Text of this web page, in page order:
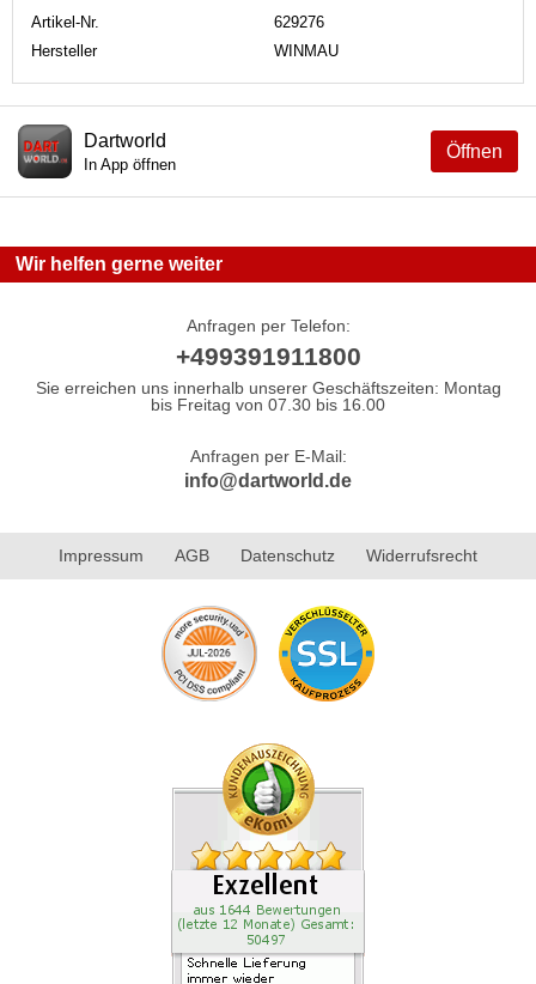
Artikel-Nr.
629276
Hersteller
WINMAU
Öffnen
Dartworld
In App öffnen
Wir helfen gerne weiter
Anfragen per Telefon:
+499391911800
Sie erreichen uns innerhalb unserer Geschäftszeiten: Montag
bis Freitag von 07.30 bis 16.00
Anfragen per E-Mail:
info@dartworld.de
Impressum AGB Datenschutz Widerrufsrecht